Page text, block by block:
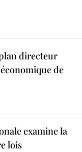
directeur
de
examine la
lois